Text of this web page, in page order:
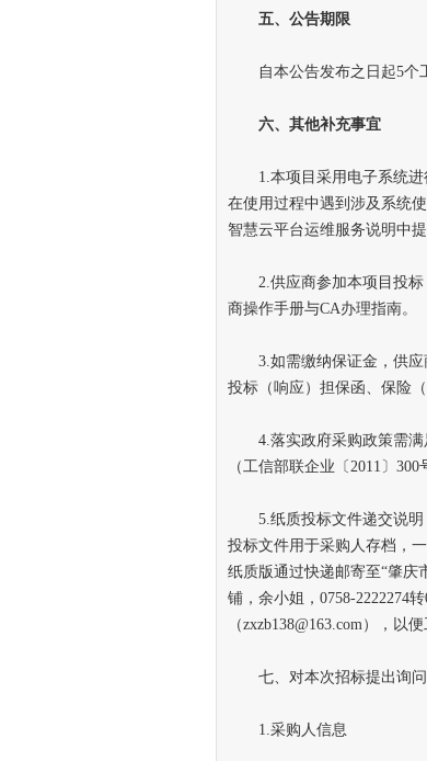
五、公告期限
自本公告发布之日起5个
六、其他补充事宜
1.本项目采用电子系统进
在使用过程中遇到涉及系统
智慧云平台运维服务说明中
2.供应商参加本项目投标
商操作手册与CA办理指南。
3.如需缴纳保证金，供应
投标（响应）担保函、保险（
4.落实政府采购政策需满
（工信部联企业〔2011〕
5.纸质投标文件递交说明
投标文件用于采购人存档，
纸质版通过快递邮寄至“肇庆
铺，余小姐，0758-2222274
（zxzb138@163.com），以
七、对本次招标提出询问
1.采购人信息